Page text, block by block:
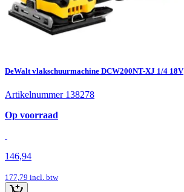
DeWalt vlakschuurmachine DCW200NT-XJ 1/4 18V
Artikelnummer 138278
Op voorraad
146,94
177,79 incl. btw